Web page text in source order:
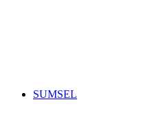
SUMSEL